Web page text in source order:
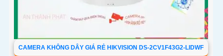
CAMERA KHÔNG DÂY GIÁ RẺ HIKVISION DS-2CV1F43G2-LIDWF